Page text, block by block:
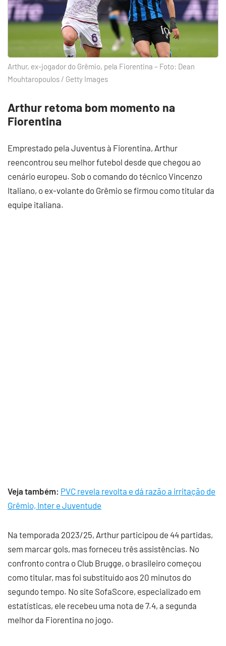
Arthur, ex-jogador do Grêmio, pela Fiorentina – Foto: Dean
Mouhtaropoulos / Getty Images
Arthur retoma bom momento na
Fiorentina
Emprestado pela Juventus à Fiorentina, Arthur
reencontrou seu melhor futebol desde que chegou ao
cenário europeu. Sob o comando do técnico Vincenzo
Italiano, o ex-volante do Grêmio se firmou como titular da
equipe italiana.
Veja também: PVC revela revolta e dá razão a irritação de
Grêmio, Inter e Juventude
Na temporada 2023/25, Arthur participou de 44 partidas,
sem marcar gols, mas forneceu três assistências. No
confronto contra o Club Brugge, o brasileiro começou
como titular, mas foi substituído aos 20 minutos do
segundo tempo. No site SofaScore, especializado em
estatísticas, ele recebeu uma nota de 7.4, a segunda
melhor da Fiorentina no jogo.